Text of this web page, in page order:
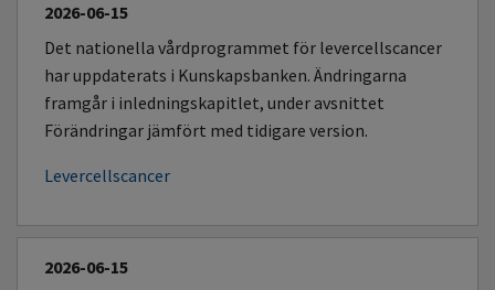
2026-06-15
Det nationella vårdprogrammet för levercellscancer
har uppdaterats i Kunskapsbanken. Ändringarna
framgår i inledningskapitlet, under avsnittet
Förändringar jämfört med tidigare version.
Levercellscancer
2026-06-15